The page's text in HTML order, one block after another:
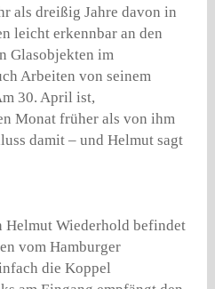
als dreißig Jahre davon in
leicht erkennbar an den
Glasobjekten im
Arbeiten von seinem
30. April ist,
Monat früher als von ihm
damit – und Helmut sagt
Helmut Wiederhold befindet
vom Hamburger
die Koppel